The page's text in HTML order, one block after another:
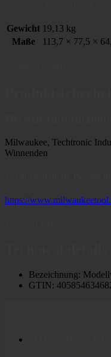
Gewicht 19,13 kg
Maße
113,7 × 77,5 ×
Milwaukee, Techtronic
Winnenden
https://
Bezeichnung:
GTIN: